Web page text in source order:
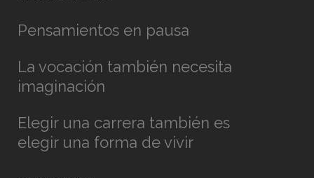
Pensamientos en pausa
La vocación también necesita
imaginación
Elegir una carrera también es
elegir una forma de vivir